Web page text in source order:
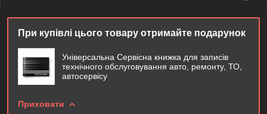
При купівлі цього товару отримайте подарунок
Універсальна Сервісна книжка для записів
технічного обслуговування авто, ремонту, ТО,
автосервісу
Приховати